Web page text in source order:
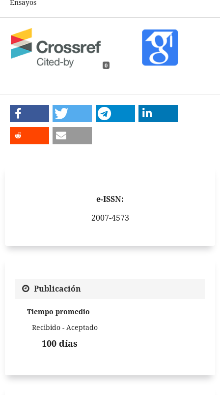
Ensayos
0
e-ISSN:
2007-4573
Publicación
Tiempo promedio
Recibido - Aceptado
100 días